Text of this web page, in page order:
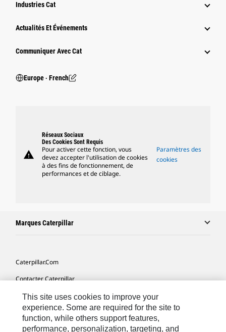
Industries Cat
Actualités Et Événements
Communiquer Avec Cat
Europe ‧ French
warning
Réseaux Sociaux
Des Cookies Sont Requis
Pour activer cette fonction, vous
devez accepter l'utilisation de cookies
à des fins de fonctionnement, de
performances et de ciblage.
Paramètres des
cookies
Marques Caterpillar
Caterpillar.com
Contacter Caterpillar
Mes Préférences Marketing
Plan Du Site
Cookie Settings
This site uses cookies to improve your
experience. Some are required for the site to
function, while others support features,
performance, personalization, targeting, and